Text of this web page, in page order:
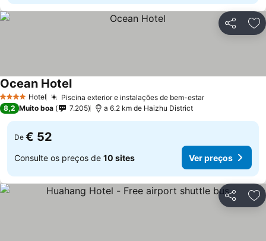
Partilhar
4 EstrelasHotel Piscina exterior e instalações de bem-estar
Ocean Hotel
8,2 Muito boa 7.205 a 6.2 km de Haizhu District
De € 52
Consulte os preços de 10 sites Ver preços
Partilhar